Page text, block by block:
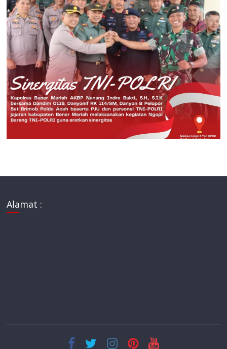
Alamat :